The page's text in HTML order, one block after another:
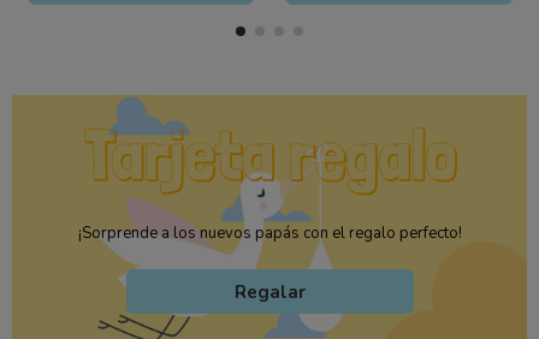
¡Sorprende a los nuevos papás con el regalo perfecto!
Regalar